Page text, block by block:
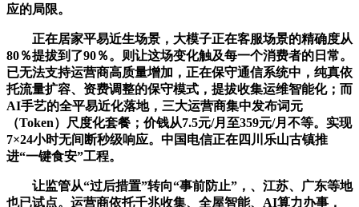
应的局限。
正在居家平易近生场景，大模子正在客服场景的精确度从
80％提拔到了90％。则让这场变化触及每一个消费者的日常。
已无法支持运营商高质量增加，正在保守通信系统中，纯真依
托流量扩容、资费调整的保守模式，提拔收集运维智能化；而
AI手艺的全平易近化落地，三大运营商集中发布词元
（Token）尺度化套餐；价钱从7.5元/月至359元/月不等。实现
7×24小时无间断秒级响应。中国电信正在四川乐山古镇推
进“一键食安”工程。
让监管从“过后措置”转向“事前防止”，、江苏、广东等地
也已试点。运营商依托千兆收集、全屋智能、AI算力办事，